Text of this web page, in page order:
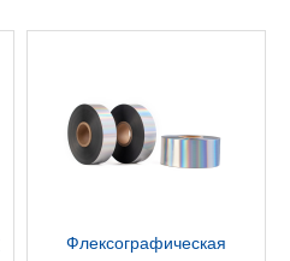
Флексографическая